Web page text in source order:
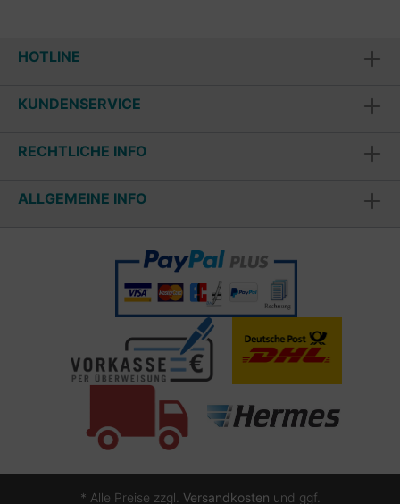
HOTLINE
KUNDENSERVICE
RECHTLICHE INFO
ALLGEMEINE INFO
* Alle Preise zzgl. Versandkosten und ggf.